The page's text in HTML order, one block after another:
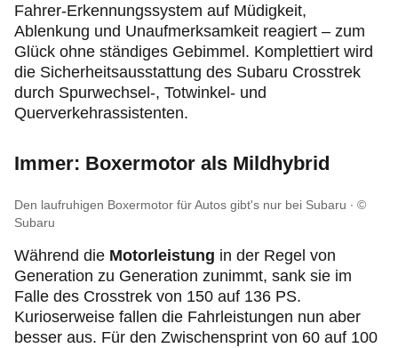
Fahrer-Erkennungssystem auf Müdigkeit,
Ablenkung und Unaufmerksamkeit reagiert – zum
Glück ohne ständiges Gebimmel. Komplettiert wird
die Sicherheitsausstattung des Subaru Crosstrek
durch Spurwechsel-, Totwinkel- und
Querverkehrassistenten.
Immer: Boxermotor als Mildhybrid
Den laufruhigen Boxermotor für Autos gibt's nur bei Subaru
©
Subaru
Während die Motorleistung in der Regel von
Generation zu Generation zunimmt, sank sie im
Falle des Crosstrek von 150 auf 136 PS.
Kurioserweise fallen die Fahrleistungen nun aber
besser aus. Für den Zwischensprint von 60 auf 100